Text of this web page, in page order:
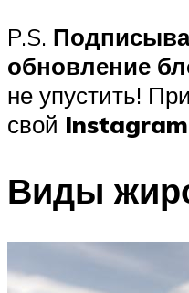
P.S.
обновление
не упустить!
свой Instagram
Виды